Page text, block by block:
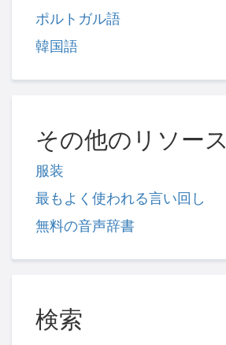
ポルトガル語
韓国語
その他のリソース
服装
最もよく使われる言い回し
無料の音声辞書
検索